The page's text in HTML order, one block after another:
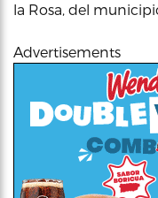
la Rosa, del
Advertisements